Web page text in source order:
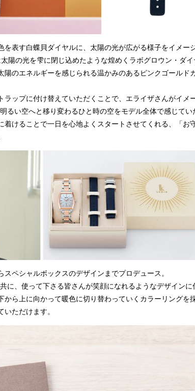
表す白蝶貝ダイヤルに、太陽の光が広がる様子をイメー
陽の光を雫に閉じ込めたような煌めくラボグロウン・ダ
陽のエネルギーを感じられる温かみのあるピンクゴールド
ップに付け替えていただくことで、エライザさんがイメ
るい空へと移り変わるひと時の空をモデル全体で感じてい
けることで一日を心地よくスタートさせてくれる、「お
ペシャルボックスのデザインまでプロデュース。
に、使って下さる皆さんが笑顔になれるようなデザインに
ら上に向かって暖色に切り替わっていくカラーリングを
ただけます。